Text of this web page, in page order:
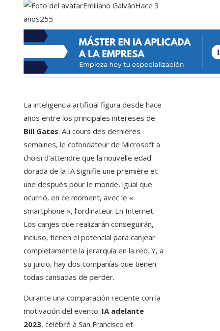
Emiliano GalvánHace 3
años255
La inteligencia artificial figura desde hace
años entre los principales intereses de
Bill Gates. Au cours des dernières
semaines, le cofondateur de Microsoft a
choisi d’attendre que la nouvelle edad
dorada de la IA signifie une première et
une después pour le monde, igual que
ocurrió, en ce moment, avec le «
smartphone », l’ordinateur En Internet.
Los canjes que realizarán conseguirán,
incluso, tienen el potencial para canjear
completamente la jerarquía en la red. Y, a
su juicio, hay dos compañías que tienen
todas cansadas de perder.
Durante una comparación reciente con la
motivación del evento. IA adelante
2023, célébré à San Francisco et